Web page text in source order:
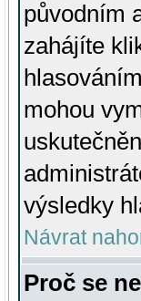
původním
zahájíte
mohou
výsledky
Návrat
Proč se